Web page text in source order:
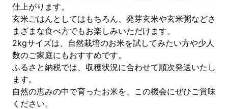
仕上がります。
玄米ごはんとしてはもちろん、発芽玄米や玄米粥などさ
まざまな食べ方でもお楽しみいただけます。
2kgサイズは、自然栽培のお米を試してみたい方や少人
数のご家庭にもおすすめです。
ふるさと納税では、収穫状況に合わせて順次発送いたし
ます。
自然の恵みの中で育ったお米を、この機会にぜひご賞味
ください。